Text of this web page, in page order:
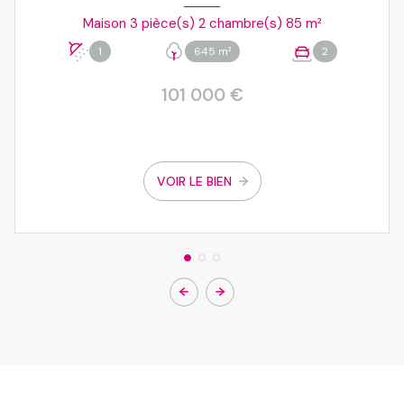
Maison 3 pièce(s) 2 chambre(s) 85 m²
1 645 m² 2
101 000 €
VOIR LE BIEN